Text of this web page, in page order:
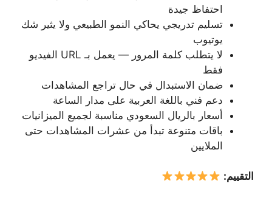
احتفاظ جيدة
تسليم تدريجي يحاكي النمو الطبيعي ولا يثير شك
يوتيوب
لا يتطلب كلمة المرور — يعمل بـ URL الفيديو
فقط
ضمان الاستبدال في حال تراجع المشاهدات
دعم فني باللغة العربية على مدار الساعة
أسعار بالريال السعودي مناسبة لجميع الميزانيات
باقات متنوعة تبدأ من عشرات المشاهدات حتى
الملايين
التقييم: